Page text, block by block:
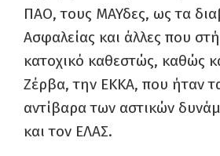
ΠΑΟ, τους ΜΑΥδες, ως τα
Ασφαλείας και άλλες που
κατοχικό καθεστώς, καθώς
Ζέρβα, την ΕΚΚΑ, που ήταν
αντίβαρα των αστικών
και τον ΕΛΑΣ.